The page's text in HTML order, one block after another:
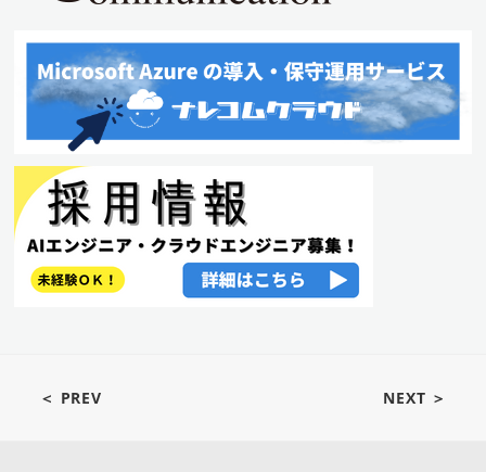
＜ PREV NEXT ＞